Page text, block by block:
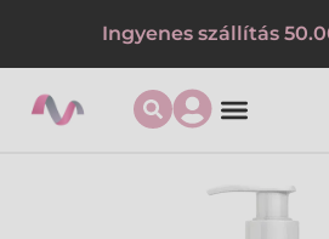
Ingyenes szállítás